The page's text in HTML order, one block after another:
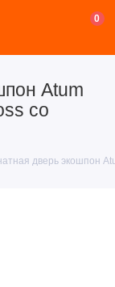
0
Atum
со
дверь экошпон